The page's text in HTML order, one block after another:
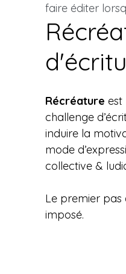
faire éditer
Récréature
challenge
induire la
mode
collective &
Le premier pas
imposé.